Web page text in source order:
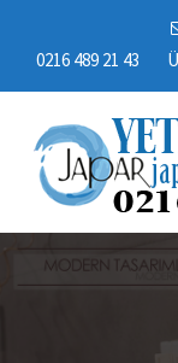
content0216 489 21 43